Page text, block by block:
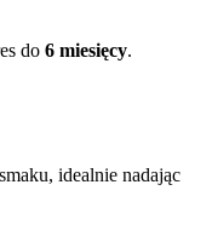
do 6 miesięcy.
idealnie nadając